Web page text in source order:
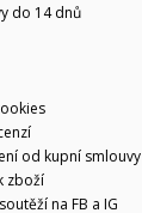
do 14 dnů
od kupní smlouvy
zboží
na FB a IG